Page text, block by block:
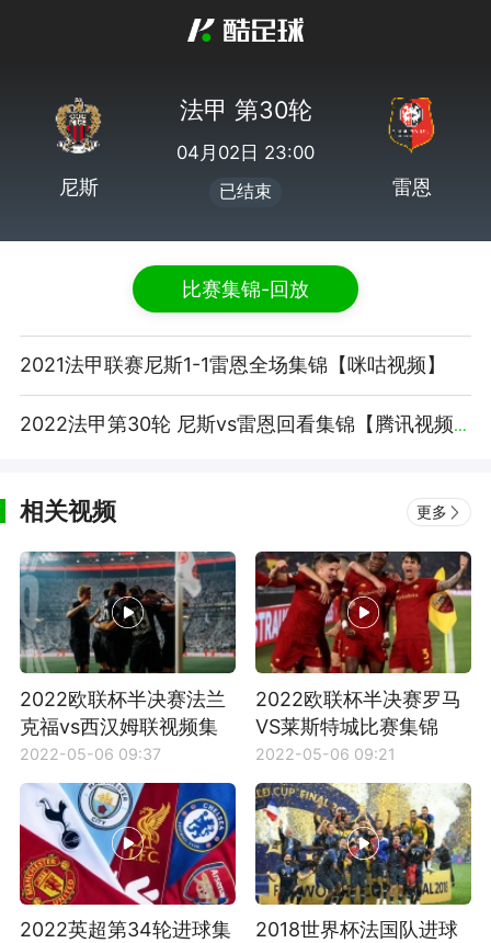
尼斯
法甲 第30轮
04月02日 23:00
已结束 雷恩
比赛集锦-回放
2021法甲联赛尼斯1-1雷恩全场集锦【咪咕视频】
2022法甲第30轮 尼斯vs雷恩回看集锦【腾讯视频】
相关视频 更多
2022欧联杯半决赛法兰
克福vs西汉姆联视频集
锦
2022-05-06 09:37
2022欧联杯半决赛罗马
VS莱斯特城比赛集锦
2022-05-06 09:21
2022英超第34轮进球集
2018世界杯法国队进球